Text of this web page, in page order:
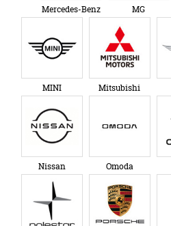
Mercedes-Benz MG
MINI Mitsubishi
Nissan Omoda